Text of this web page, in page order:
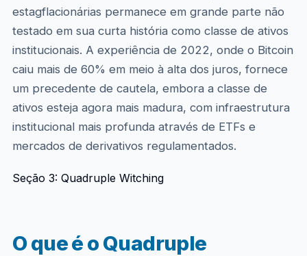
estagflacionárias permanece em grande parte não
testado em sua curta história como classe de ativos
institucionais. A experiência de 2022, onde o Bitcoin
caiu mais de 60% em meio à alta dos juros, fornece
um precedente de cautela, embora a classe de
ativos esteja agora mais madura, com infraestrutura
institucional mais profunda através de ETFs e
mercados de derivativos regulamentados.
Seção 3: Quadruple Witching
O que é o Quadruple